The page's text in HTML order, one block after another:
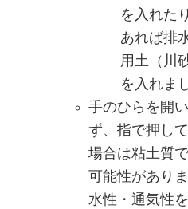
を入れた
あれば排
用土（川
を入れま
手のひらを開
ず、指で押し
場合は粘土質
可能性があり
水性・通気性